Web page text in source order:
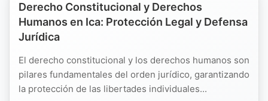
Derecho Constitucional y Derechos
Humanos en Ica: Protección Legal y Defensa
Jurídica
El derecho constitucional y los derechos humanos son
pilares fundamentales del orden jurídico, garantizando
la protección de las libertades individuales...